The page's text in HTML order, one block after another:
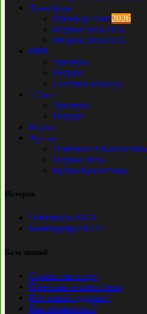
Трансферы
Премьер Лига2026
Первая лига2026
Вторая Лига2026
КПЛ
Тренеры
Рефери
Составы команд
1 Лига
Тренеры
Рефери
Клубы
Футзал
Чемпионат Казахстана
Первая лига
Кубок Казахстана
История
Чемпионы КПЛ
Бомбардиры КПЛ
База знаний
Ставки на спорт
Причины и симптомы
Кто такой лудоман?
Как избавиться?